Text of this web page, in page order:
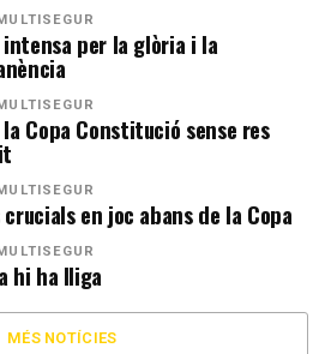
per la glòria i la
la Copa Constitució sense res
en joc abans de la Copa
hi ha lliga
MÉS NOTÍCIES